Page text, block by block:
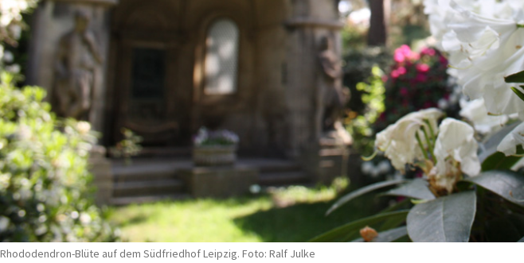
Rhododendron-Blüte auf dem Südfriedhof Leipzig. Foto: Ralf Julke